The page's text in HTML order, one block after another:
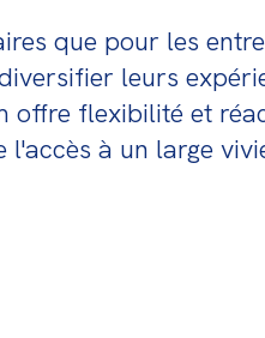
que pour les
leurs
offre flexibilité et
à un large